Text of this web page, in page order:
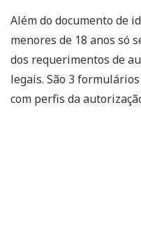
Além do documento de
menores de 18 anos só
dos requerimentos de
legais. São 3
com perfis da